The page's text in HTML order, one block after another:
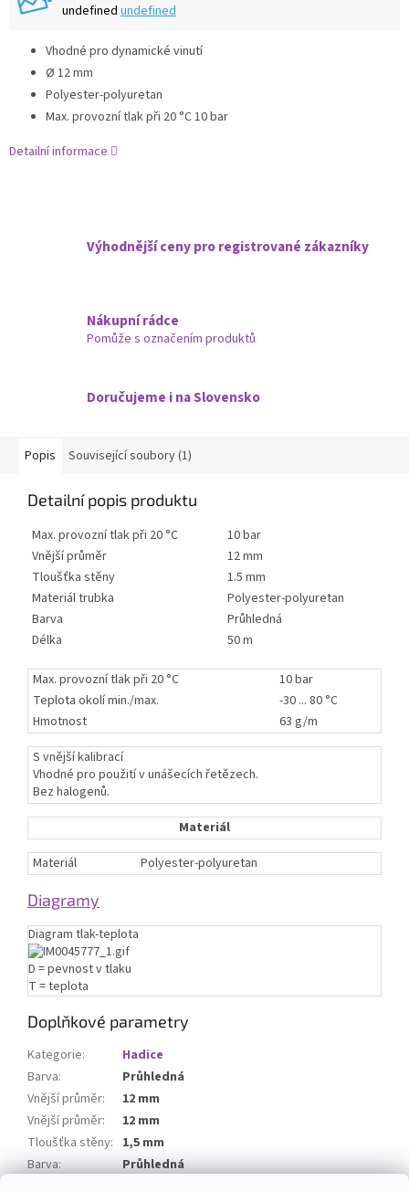
undefined undefined
Vhodné pro dynamické vinutí
Ø 12 mm
Polyester-polyuretan
Max. provozní tlak při 20 °C 10 bar
Detailní informace
Výhodnější ceny pro registrované zákazníky
Nákupní rádce
Pomůže s označením produktů
Doručujeme i na Slovensko
Popis Související soubory (1)
Detailní popis produktu
Max. provozní tlak při 20 °C
10 bar
Vnější průměr
12 mm
Tloušťka stěny
1.5 mm
Materiál trubka
Polyester-polyuretan
Barva
Průhledná
Délka
50 m
Max. provozní tlak při 20 °C
10 bar
Teplota okolí min./max.
-30 ... 80 °C
Hmotnost
63 g/m
S vnější kalibrací
Vhodné pro použití v unášecích řetězech.
Bez halogenů.
Materiál
Materiál
Polyester-polyuretan
Diagramy
Diagram tlak-teplota
D = pevnost v tlaku
T = teplota
Doplňkové parametry
Kategorie:
Hadice
Barva:
Průhledná
Vnější průměr:
12 mm
Vnější průměr:
12 mm
Tloušťka stěny: 1,5 mm
Barva:
Průhledná